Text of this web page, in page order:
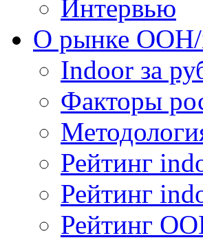
Интервью
О рынке
Indoor за
Факторы
Рейтинг
Рейтинг
Рейтинг